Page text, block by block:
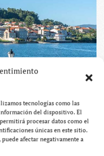
tecnologías como las
del dispositivo. El
procesar datos como el
únicas en este sitio.
afectar negativamente a
las avenidas